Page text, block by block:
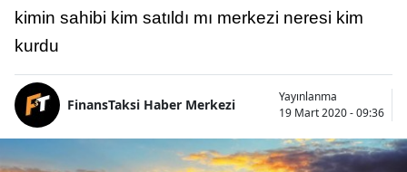
kimin sahibi kim satıldı mı merkezi neresi kim
kurdu
FinansTaksi Haber Merkezi
Yayınlanma
19 Mart 2020 - 09:36